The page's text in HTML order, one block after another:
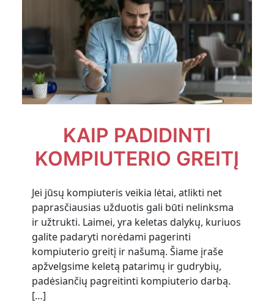
KAIP PADIDINTI
KOMPIUTERIO GREITĮ
Jei jūsų kompiuteris veikia lėtai, atlikti net
paprasčiausias užduotis gali būti nelinksma
ir užtrukti. Laimei, yra keletas dalykų, kuriuos
galite padaryti norėdami pagerinti
kompiuterio greitį ir našumą. Šiame įraše
apžvelgsime keletą patarimų ir gudrybių,
padėsiančių pagreitinti kompiuterio darbą.
[…]